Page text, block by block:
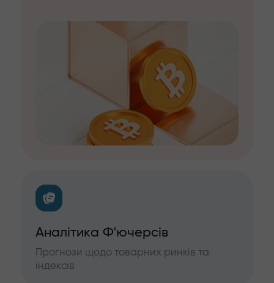
Аналітика Ф'ючерсів
Прогнози щодо товарних ринків та
індексів